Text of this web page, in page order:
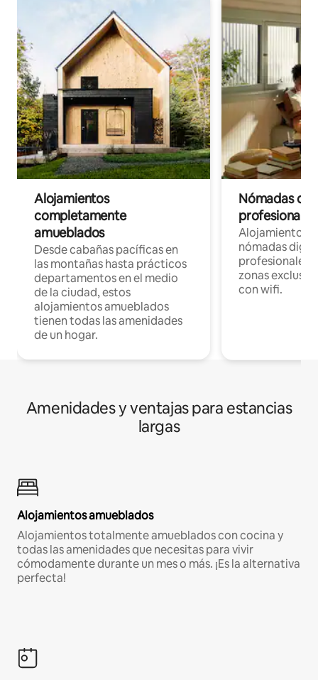
Alojamientos
completamente
amueblados
Desde cabañas pacíficas en
las montañas hasta prácticos
departamentos en el medio
de la ciudad, estos
alojamientos amueblados
tienen todas las amenidades
de un hogar.
Nómadas
Alojamientos
nómadas
profesionales
zonas
con wifi.
Amenidades y ventajas para estancias
largas
Alojamientos amueblados
Alojamientos totalmente amueblados con cocina y
todas las amenidades que necesitas para vivir
cómodamente durante un mes o más. ¡Es la alternativa
perfecta!